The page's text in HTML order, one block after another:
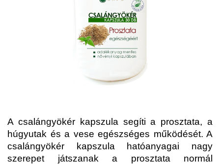
A csalángyökér kapszula segíti a prosztata, a
húgyutak és a vese egészséges működését. A
csalángyökér kapszula hatóanyagai nagy
szerepet játszanak a prosztata normál